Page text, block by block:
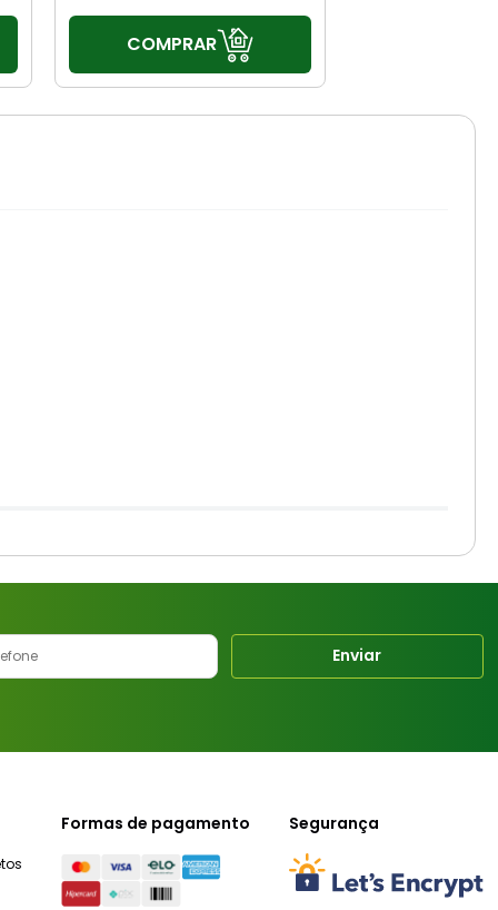
COMPRAR
Enviar
Formas de pagamento Segurança